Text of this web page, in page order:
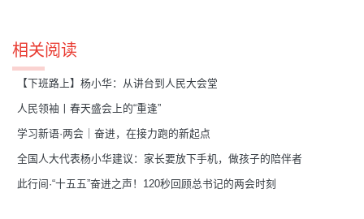
相关阅读
【下班路上】杨小华：从讲台到人民大会堂
人民领袖丨春天盛会上的“重逢”
学习新语·两会｜奋进，在接力跑的新起点
全国人大代表杨小华建议：家长要放下手机，做孩子的陪伴者
此行间·“十五五”奋进之声！120秒回顾总书记的两会时刻